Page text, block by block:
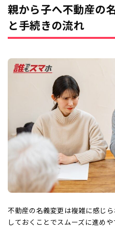
親から子へ不動産の
と手続きの流れ
不動産の名義変更は複雑に感じ
しておくことでスムーズに進めや